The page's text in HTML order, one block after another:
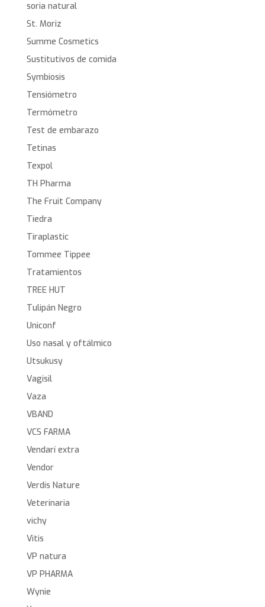
soria natural
St. Moriz
Summe Cosmetics
Sustitutivos de comida
Symbiosis
Tensiómetro
Termómetro
Test de embarazo
Tetinas
Texpol
TH Pharma
The Fruit Company
Tiedra
Tiraplastic
Tommee Tippee
Tratamientos
TREE HUT
Tulipán Negro
Uniconf
Uso nasal y oftálmico
Utsukusy
Vagisil
Vaza
VBAND
VCS FARMA
Vendarí extra
Vendor
Verdis Nature
Veterinaria
vichy
Vitis
VP natura
VP PHARMA
Wynie